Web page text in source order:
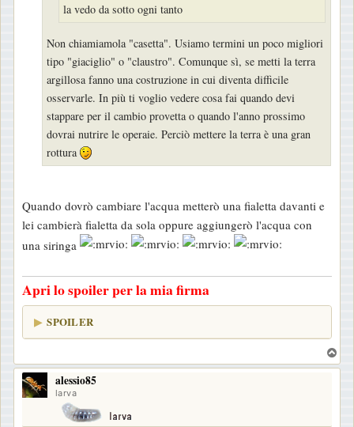
la vedo da sotto ogni tanto
Non chiamiamola "casetta". Usiamo termini un poco migliori
tipo "giaciglio" o "claustro". Comunque sì, se metti la terra
argillosa fanno una costruzione in cui diventa difficile
osservarle. In più ti voglio vedere cosa fai quando devi
stappare per il cambio provetta o quando l'anno prossimo
dovrai nutrire le operaie. Perciò mettere la terra è una gran
rottura
Quando dovrò cambiare l'acqua metterò una fialetta davanti e
lei cambierà fialetta da sola oppure aggiungerò l'acqua con
una siringa
Apri lo spoiler per la mia firma
SPOILER
o
alessio85
larva